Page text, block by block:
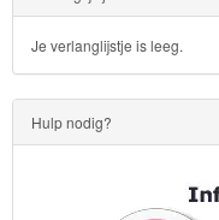
Je verlanglijstje is leeg.
Hulp nodig?